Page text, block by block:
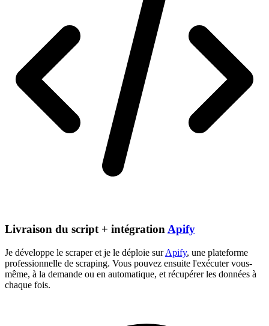
Livraison du script + intégration Apify
Je développe le scraper et je le déploie surApify, une plateforme
professionnelle de scraping. Vous pouvez ensuite l'exécuter vous-
même, à la demande ou en automatique, et récupérer les données à
chaque fois.